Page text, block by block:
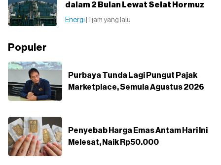
dalam 2 Bulan Lewat Selat Hormuz
Energi | 1 jam yang lalu
Populer
Purbaya Tunda Lagi Pungut Pajak
Marketplace, Semula Agustus 2026
Penyebab Harga Emas Antam Hari Ini
Melesat, Naik Rp50.000